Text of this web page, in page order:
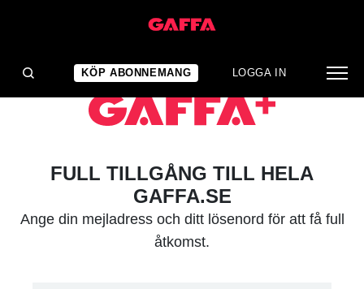
KÖP ABONNEMANG LOGGA IN
FULL TILLGÅNG TILL HELA
GAFFA.SE
Ange din mejladress och ditt lösenord för att få full
åtkomst.